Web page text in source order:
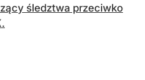
śledztwa przeciwko